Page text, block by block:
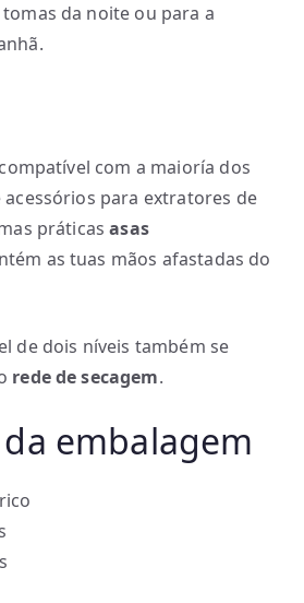
da noite ou para a
com a maioría dos
acessórios para extratores de
práticasasas
as tuas mãos afastadas do
de dois níveis também se
rede de secagem.
embalagem